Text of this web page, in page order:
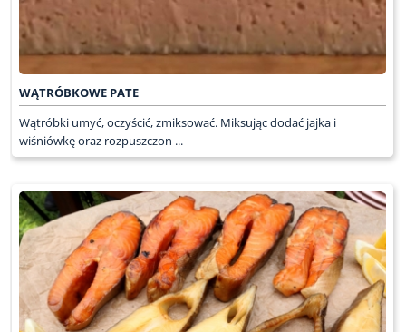
WĄTRÓBKOWE PATE
Wątróbki umyć, oczyścić, zmiksować. Miksując dodać jajka i
wiśniówkę oraz rozpuszczon ...